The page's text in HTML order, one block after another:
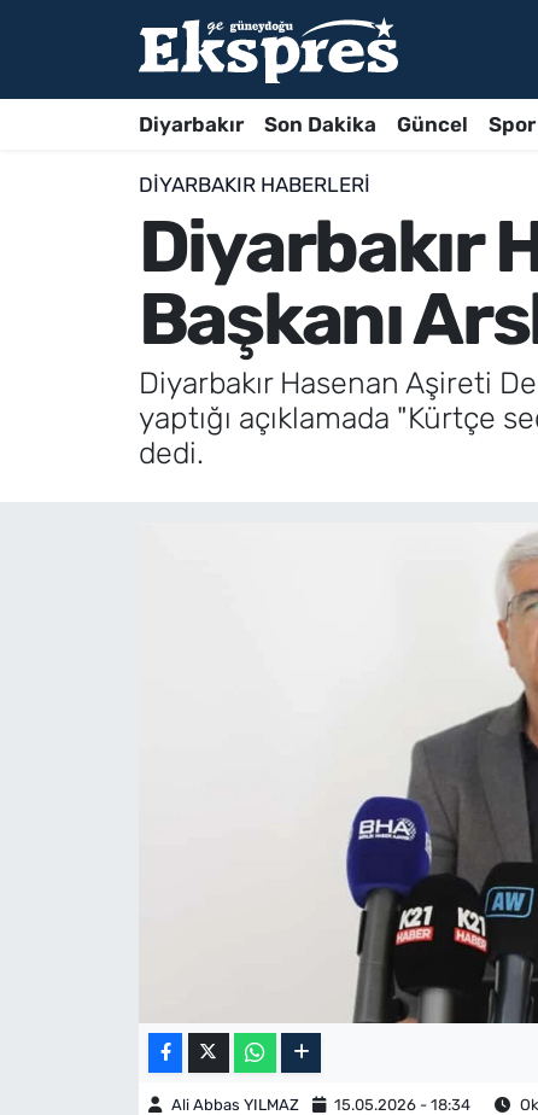
Diyarbakır Son Dakika Güncel Spor
DIYARBAKIR HABERLERI
Diyarbakır
Başkanı
Diyarbakır Hasenan Aşireti
yaptığı açıklamada "Kürtçe
dedi.
Ali Abbas YILMAZ 15.05.2026 - 18:34